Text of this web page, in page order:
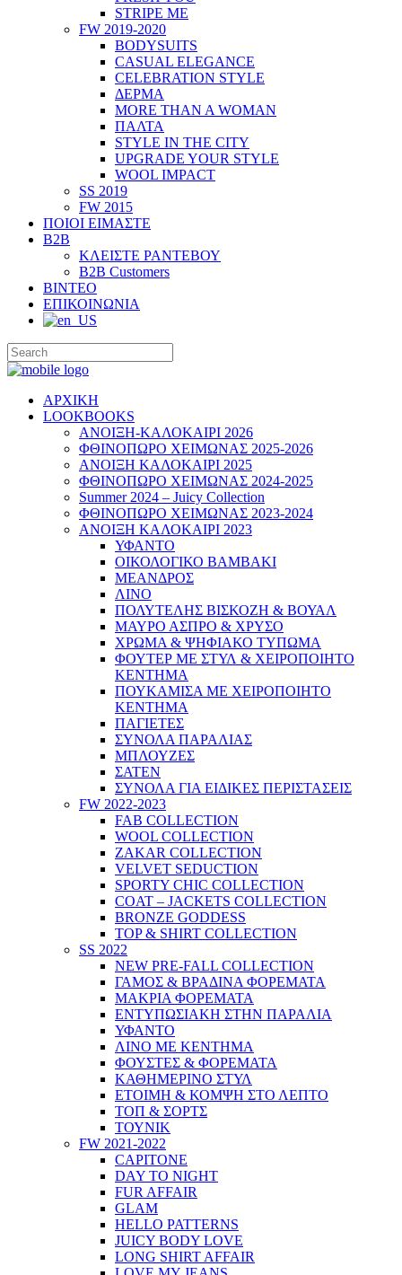
STRIPE ME
FW 2019-2020
BODYSUITS
CASUAL ELEGANCE
CELEBRATION STYLE
ΔΕΡΜΑ
MORE THAN A WOMAN
ΠΑΛΤΑ
STYLE IN THE CITY
UPGRADE YOUR STYLE
WOOL IMPACT
SS 2019
FW 2015
ΠΟΙΟΙ ΕΙΜΑΣΤΕ
B2B
ΚΛΕΙΣΤΕ ΡΑΝΤΕΒΟΥ
B2B Customers
ΒΙΝΤΕΟ
ΕΠΙΚΟΙΝΩΝΙΑ
ΑΡΧΙΚΗ
LOOKBOOKS
ΑΝΟΙΞΗ-ΚΑΛΟΚΑΙΡΙ 2026
ΦΘΙΝΟΠΩΡΟ ΧΕΙΜΩΝΑΣ 2025-2026
ΑΝΟΙΞΗ ΚΑΛΟΚΑΙΡΙ 2025
ΦΘΙΝΟΠΩΡΟ ΧΕΙΜΩΝΑΣ 2024-2025
Summer 2024 – Juicy Collection
ΦΘΙΝΟΠΩΡΟ ΧΕΙΜΩΝΑΣ 2023-2024
ΑΝΟΙΞΗ ΚΑΛΟΚΑΙΡΙ 2023
ΥΦΑΝΤΟ
ΟΙΚΟΛΟΓΙΚΟ ΒΑΜΒΑΚΙ
ΜΕΑΝΔΡΟΣ
ΛΙΝΟ
ΠΟΛΥΤΕΛΗΣ ΒΙΣΚΟΖΗ & ΒΟΥΑΛ
ΜΑΥΡΟ ΑΣΠΡΟ & ΧΡΥΣΟ
ΧΡΩΜΑ & ΨΗΦΙΑΚΟ ΤΥΠΩΜΑ
ΦΟΥΤΕΡ ΜΕ ΣΤΥΛ & ΧΕΙΡΟΠΟΙΗΤΟ
ΚΕΝΤΗΜΑ
ΠΟΥΚΑΜΙΣΑ ΜΕ ΧΕΙΡΟΠΟΙΗΤΟ
ΚΕΝΤΗΜΑ
ΠΑΓΙΕΤΕΣ
ΣΥΝΟΛΑ ΠΑΡΑΛΙΑΣ
ΜΠΛΟΥΖΕΣ
ΣΑΤΕΝ
ΣΥΝΟΛΑ ΓΙΑ ΕΙΔΙΚΕΣ ΠΕΡΙΣΤΑΣΕΙΣ
FW 2022-2023
FAB COLLECTION
WOOL COLLECTION
ZAKAR COLLECTION
VELVET SEDUCTION
SPORTY CHIC COLLECTION
COAT – JACKETS COLLECTION
BRONZE GODDESS
TOP & SHIRT COLLECTION
SS 2022
NEW PRE-FALL COLLECTION
ΓΑΜΟΣ & ΒΡΑΔΙΝΑ ΦΟΡΕΜΑΤΑ
ΜΑΚΡΙΑ ΦΟΡΕΜΑΤΑ
ΕΝΤΥΠΩΣΙΑΚΗ ΣΤΗΝ ΠΑΡΑΛΙΑ
ΥΦΑΝΤΟ
ΛΙΝΟ ΜΕ ΚΕΝΤΗΜΑ
ΦΟΥΣΤΕΣ & ΦΟΡΕΜΑΤΑ
ΚΑΘΗΜΕΡΙΝΟ ΣΤΥΛ
ΕΤΟΙΜΗ & ΚΟΜΨΗ ΣΤΟ ΛΕΠΤΟ
ΤΟΠ & ΣΟΡΤΣ
ΤΟΥΝΙΚ
FW 2021-2022
CAPITONE
DAY TO NIGHT
FUR AFFAIR
GLAM
HELLO PATTERNS
JUICY BODY LOVE
LONG SHIRT AFFAIR